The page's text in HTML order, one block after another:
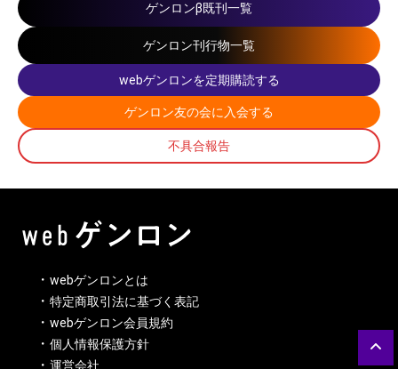
ゲンロンβ既刊一覧
ゲンロン刊行物一覧
webゲンロンを定期購読する
ゲンロン友の会に入会する
不具合報告
webゲンロンとは
特定商取引法に基づく表記
webゲンロン会員規約
個人情報保護方針
運営会社